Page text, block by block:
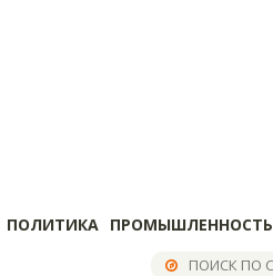
ПОЛИТИКА ПРОМЫШЛЕННОСТЬ